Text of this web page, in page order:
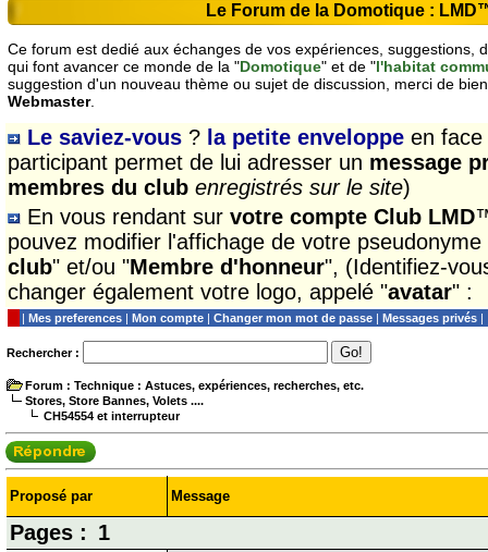
Le Forum de la Domotique :
Ce forum est dedié aux échanges de vos expériences, suggestions,
qui font avancer ce monde de la "Domotique" et de "l'habitat
suggestion d'un nouveau thème ou sujet de discussion, merci de
Webmaster.
Le saviez-vous ? la petite enveloppe en
participant permet de lui adresser un message
membres du club enregistrés sur le site)
En vous rendant sur votre compte Club LMD
pouvez modifier l'affichage de votre
club" et/ou "Membre d'honneur", (Identifiez-
changer également votre logo, appelé "avatar" :
| Mes preferences | Mon compte | Changer mon mot de passe | Messages privés |
Rechercher :
Forum : Technique : Astuces, expériences, recherches, etc.
Stores, Store Bannes, Volets ....
CH54554 et interrupteur
Proposé par Message
Pages : 1